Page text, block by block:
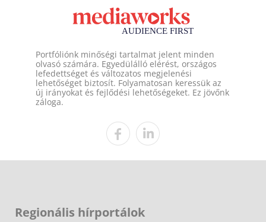
Portfóliónk minőségi tartalmat jelent minden
olvasó számára. Egyedülálló elérést, országos
lefedettséget és változatos megjelenési
lehetőséget biztosít. Folyamatosan keressük az
új irányokat és fejlődési lehetőségeket. Ez jövőnk
záloga.
Regionális hírportálok